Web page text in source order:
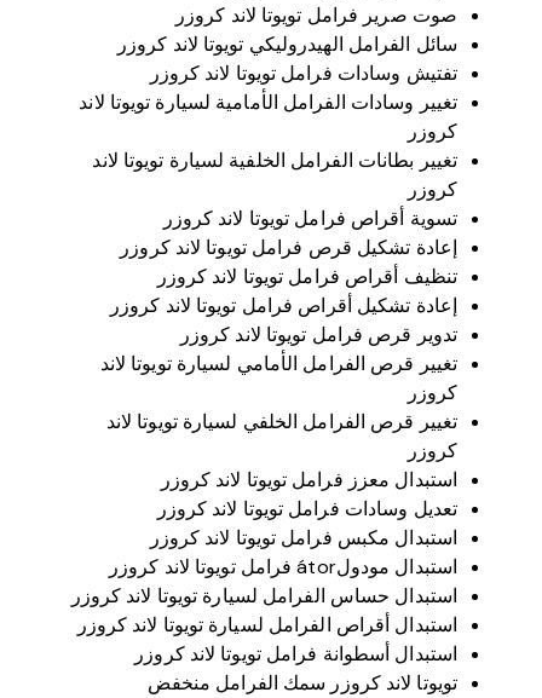
صوت صرير فرامل تويوتا لاند كروزر
سائل الفرامل الهيدروليكي تويوتا لاند كروزر
تفتيش وسادات فرامل تويوتا لاند كروزر
تغيير وسادات الفرامل الأمامية لسيارة تويوتا لاند
كروزر
تغيير بطانات الفرامل الخلفية لسيارة تويوتا لاند
كروزر
تسوية أقراص فرامل تويوتا لاند كروزر
إعادة تشكيل قرص فرامل تويوتا لاند كروزر
تنظيف أقراص فرامل تويوتا لاند كروزر
إعادة تشكيل أقراص فرامل تويوتا لاند كروزر
تدوير قرص فرامل تويوتا لاند كروزر
تغيير قرص الفرامل الأمامي لسيارة تويوتا لاند
كروزر
تغيير قرص الفرامل الخلفي لسيارة تويوتا لاند
كروزر
استبدال معزز فرامل تويوتا لاند كروزر
تعديل وسادات فرامل تويوتا لاند كروزر
استبدال مكبس فرامل تويوتا لاند كروزر
استبدال مودولátor فرامل تويوتا لاند كروزر
استبدال حساس الفرامل لسيارة تويوتا لاند كروزر
استبدال أقراص الفرامل لسيارة تويوتا لاند كروزر
استبدال أسطوانة فرامل تويوتا لاند كروزر
تويوتا لاند كروزر سمك الفرامل منخفض